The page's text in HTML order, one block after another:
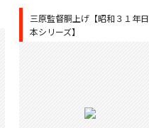
三原監督胴上げ【昭和３１年日
本シリーズ】